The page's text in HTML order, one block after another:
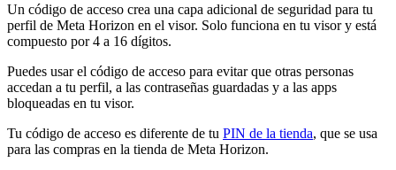
Un código de acceso crea una capa adicional de seguridad para tu
perfil de Meta Horizon en el visor. Solo funciona en tu visor y está
compuesto por 4 a 16 dígitos.
Puedes usar el código de acceso para evitar que otras personas
accedan a tu perfil, a las contraseñas guardadas y a las apps
bloqueadas en tu visor.
Tu código de acceso es diferente de tu PIN de la tienda, que se usa
para las compras en la tienda de Meta Horizon.